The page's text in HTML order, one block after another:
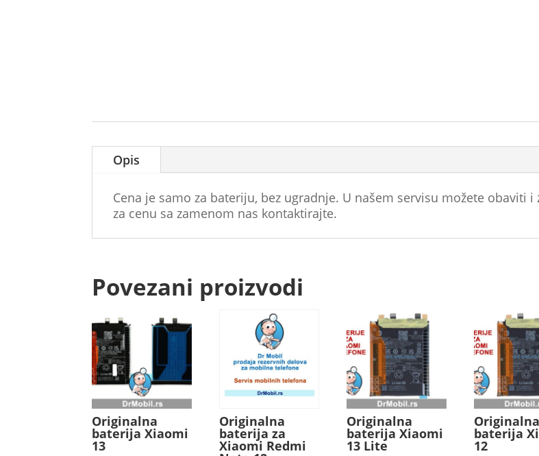
Opis
Cena je samo za bateriju, bez ugradnje. U našem servisu možete obaviti
za cenu sa zamenom nas kontaktirajte.
Povezani proizvodi
Originalna
baterija Xiaomi
13
Originalna
baterija za
Xiaomi Redmi
Originalna
baterija Xiaomi
13 Lite
Originalna
baterija
12